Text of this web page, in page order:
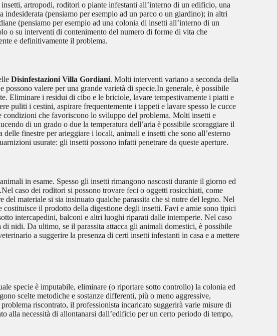
artropodi, roditori o piante infestanti all’interno di un edificio, una
(pensiamo per esempio ad un parco o un giardino); in altri
(pensiamo per esempio ad una colonia di insetti all’interno di un
o su interventi di contenimento del numero di forme di vita che
e definitivamente il problema.
Disinfestazioni Villa Gordiani. Molti interventi variano a seconda della
valere per una grande varietà di specie.In generale, è possibile
Eliminare i residui di cibo e le briciole, lavare tempestivamente i piatti e
puliti i cestini, aspirare frequentemente i tappeti e lavare spesso le cucce
condizioni che favoriscono lo sviluppo del problema. Molti insetti e
di un grado o due la temperatura dell’aria è possibile scoraggiare il
finestre per arieggiare i locali, animali e insetti che sono all’esterno
usurate: gli insetti possono infatti penetrare da queste aperture.
in esame. Spesso gli insetti rimangono nascosti durante il giorno ed
caso dei roditori si possono trovare feci o oggetti rosicchiati, come
materiale si sia insinuato qualche parassita che si nutre del legno. Nel
costituisce il prodotto della digestione degli insetti. Favi e arnie sono tipici
intercapedini, balconi e altri luoghi riparati dalle intemperie. Nel caso
nidi. Da ultimo, se il parassita attacca gli animali domestici, è possibile
a suggerire la presenza di certi insetti infestanti in casa e a mettere
specie è imputabile, eliminare (o riportare sotto controllo) la colonia ed
scelte metodiche e sostanze differenti, più o meno aggressive,
riscontrato, il professionista incaricato suggerirà varie misure di
alla necessità di allontanarsi dall’edificio per un certo periodo di tempo,